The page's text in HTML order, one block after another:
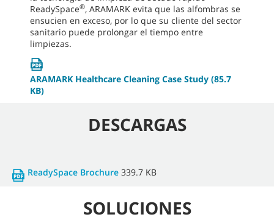
ReadySpace®, ARAMARK evita que las alfombras se
ensucien en exceso, por lo que su cliente del sector
sanitario puede prolongar el tiempo entre
limpiezas.
ARAMARK Healthcare Cleaning Case Study (85.7
KB)
DESCARGAS
ReadySpace Brochure 339.7 KB
SOLUCIONES